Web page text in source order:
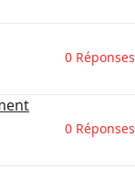
0 Réponses
0 Réponses